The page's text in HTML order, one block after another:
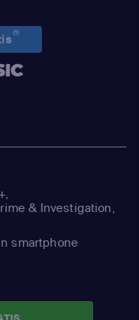
(1)
& Investigation,
smartphone